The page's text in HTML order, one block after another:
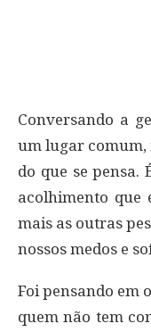
Conversando a
um lugar comum,
do que se pensa.
acolhimento que
mais as outras
nossos medos e
Foi pensando em
quem não tem